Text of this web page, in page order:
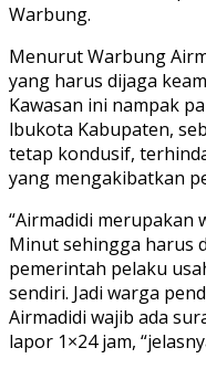
Warbung.
Menurut Warbung
yang harus dijaga
Kawasan ini nampak
lbukota Kabupaten,
tetap kondusif,
yang mengakibatkan
“Airmadidi merupakan
Minut sehingga harus
pemerintah pelaku
sendiri. Jadi warga
Airmadidi wajib ada
lapor 1×24 jam,